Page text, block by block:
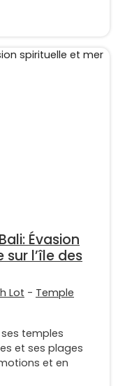
Évasion
l’île des
Lot - Temple
temples
et ses plages
et en